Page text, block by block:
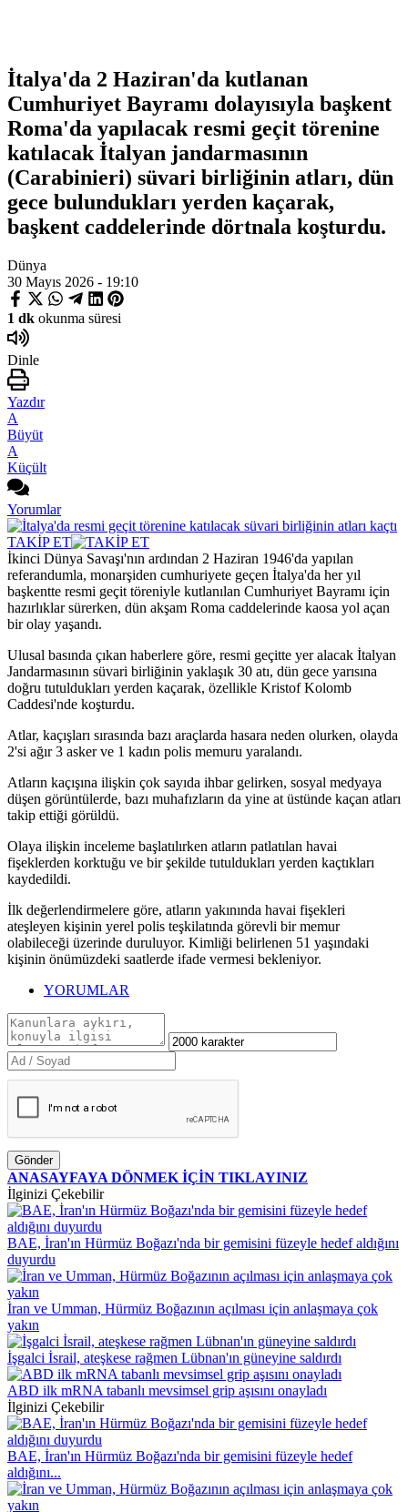
İtalya'da 2 Haziran'da kutlanan
Cumhuriyet Bayramı dolayısıyla başkent
Roma'da yapılacak resmi geçit törenine
katılacak İtalyan jandarmasının
(Carabinieri) süvari birliğinin atları, dün
gece bulundukları yerden kaçarak,
başkent caddelerinde dörtnala koşturdu.
Dünya
30 Mayıs 2026 - 19:10
1 dk okunma süresi
Dinle
Yazdır
A
Büyüt
A
Küçült
Yorumlar
TAKİP ET
İkinci Dünya Savaşı'nın ardından 2 Haziran 1946'da yapılan
referandumla, monarşiden cumhuriyete geçen İtalya'da her yıl
başkentte resmi geçit töreniyle kutlanılan Cumhuriyet Bayramı için
hazırlıklar sürerken, dün akşam Roma caddelerinde kaosa yol açan
bir olay yaşandı.
Ulusal basında çıkan haberlere göre, resmi geçitte yer alacak İtalyan
Jandarmasının süvari birliğinin yaklaşık 30 atı, dün gece yarısına
doğru tutuldukları yerden kaçarak, özellikle Kristof Kolomb
Caddesi'nde koşturdu.
Atlar, kaçışları sırasında bazı araçlarda hasara neden olurken, olayda
2'si ağır 3 asker ve 1 kadın polis memuru yaralandı.
Atların kaçışına ilişkin çok sayıda ihbar gelirken, sosyal medyaya
düşen görüntülerde, bazı muhafızların da yine at üstünde kaçan atları
takip ettiği görüldü.
Olaya ilişkin inceleme başlatılırken atların patlatılan havai
fişeklerden korktuğu ve bir şekilde tutuldukları yerden kaçtıkları
kaydedildi.
İlk değerlendirmelere göre, atların yakınında havai fişekleri
ateşleyen kişinin yerel polis teşkilatında görevli bir memur
olabileceği üzerinde duruluyor. Kimliği belirlenen 51 yaşındaki
kişinin önümüzdeki saatlerde ifade vermesi bekleniyor.
YORUMLAR
Gönder
ANASAYFAYA DÖNMEK İÇİN TIKLAYINIZ
İlginizi Çekebilir
BAE, İran'ın Hürmüz Boğazı'nda bir gemisini füzeyle hedef aldığını
duyurdu
İran ve Umman, Hürmüz Boğazının açılması için anlaşmaya çok
yakın
İşgalci İsrail, ateşkese rağmen Lübnan'ın güneyine saldırdı
ABD ilk mRNA tabanlı mevsimsel grip aşısını onayladı
İlginizi Çekebilir
BAE, İran'ın Hürmüz Boğazı'nda bir gemisini füzeyle hedef
aldığını...